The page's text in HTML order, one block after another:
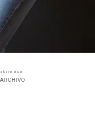
orinar